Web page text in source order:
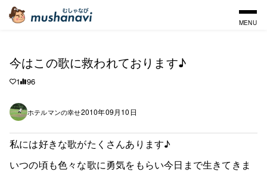
MENU
今はこの歌に救われております♪
1 96
ホテルマンの幸せ2010年09月10日
私には好きな歌がたくさんあります♪
いつの頃も色々な歌に勇気をもらい今日まで生きてきま